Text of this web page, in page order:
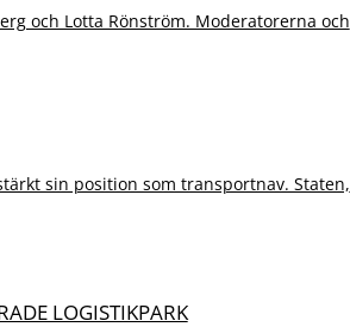
och Lotta Rönström. Moderatorerna och
sin position som transportnav. Staten,
LOGISTIKPARK